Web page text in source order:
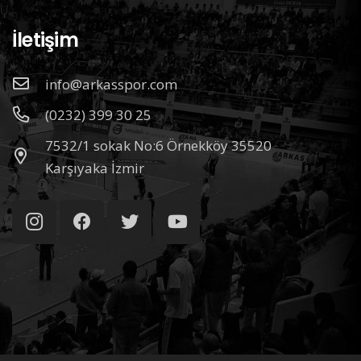
İletişim
info@arkasspor.com
(0232) 399 30 25
7532/1 sokak No:6 Örnekköy 35520
Karşıyaka İzmir